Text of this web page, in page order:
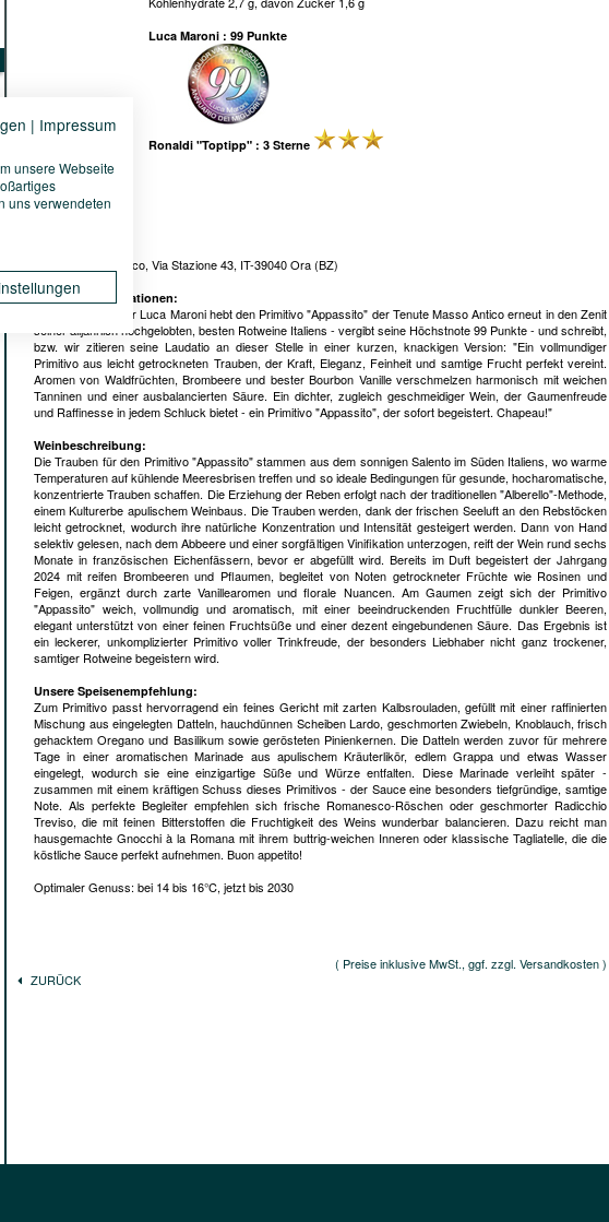
Luca Maroni : 99 Punkte
Ronaldi "Toptipp" : 3 Sterne
Tenute Masso Antico, Via Stazione 43, IT-39040 Ora (BZ)
Vinophile Informationen:
Italiens Weinkritiker Luca Maroni hebt den Primitivo "Appassito" der Tenute Masso Antico erneut in den Zenit
seiner alljährlich hochgelobten, besten Rotweine Italiens - vergibt seine Höchstnote 99 Punkte - und schreibt,
bzw. wir zitieren seine Laudatio an dieser Stelle in einer kurzen, knackigen Version: "Ein vollmundiger
Primitivo aus leicht getrockneten Trauben, der Kraft, Eleganz, Feinheit und samtige Frucht perfekt vereint.
Aromen von Waldfrüchten, Brombeere und bester Bourbon Vanille verschmelzen harmonisch mit weichen
Tanninen und einer ausbalancierten Säure. Ein dichter, zugleich geschmeidiger Wein, der Gaumenfreude
und Raffinesse in jedem Schluck bietet - ein Primitivo "Appassito", der sofort begeistert. Chapeau!"
Weinbeschreibung:
Die Trauben für den Primitivo "Appassito" stammen aus dem sonnigen Salento im Süden Italiens, wo warme
Temperaturen auf kühlende Meeresbrisen treffen und so ideale Bedingungen für gesunde, hocharomatische,
konzentrierte Trauben schaffen. Die Erziehung der Reben erfolgt nach der traditionellen "Alberello"-Methode,
einem Kulturerbe apulischem Weinbaus. Die Trauben werden, dank der frischen Seeluft an den Rebstöcken
leicht getrocknet, wodurch ihre natürliche Konzentration und Intensität gesteigert werden. Dann von Hand
selektiv gelesen, nach dem Abbeere und einer sorgfältigen Vinifikation unterzogen, reift der Wein rund sechs
Monate in französischen Eichenfässern, bevor er abgefüllt wird. Bereits im Duft begeistert der Jahrgang
2024 mit reifen Brombeeren und Pflaumen, begleitet von Noten getrockneter Früchte wie Rosinen und
Feigen, ergänzt durch zarte Vanillearomen und florale Nuancen. Am Gaumen zeigt sich der Primitivo
"Appassito" weich, vollmundig und aromatisch, mit einer beeindruckenden Fruchtfülle dunkler Beeren,
elegant unterstützt von einer feinen Fruchtsüße und einer dezent eingebundenen Säure. Das Ergebnis ist
ein leckerer, unkomplizierter Primitivo voller Trinkfreude, der besonders Liebhaber nicht ganz trockener,
samtiger Rotweine begeistern wird.
Unsere Speisenempfehlung:
Zum Primitivo passt hervorragend ein feines Gericht mit zarten Kalbsrouladen, gefüllt mit einer raffinierten
Mischung aus eingelegten Datteln, hauchdünnen Scheiben Lardo, geschmorten Zwiebeln, Knoblauch, frisch
gehacktem Oregano und Basilikum sowie gerösteten Pinienkernen. Die Datteln werden zuvor für mehrere
Tage in einer aromatischen Marinade aus apulischem Kräuterlikör, edlem Grappa und etwas Wasser
eingelegt, wodurch sie eine einzigartige Süße und Würze entfalten. Diese Marinade verleiht später -
zusammen mit einem kräftigen Schuss dieses Primitivos - der Sauce eine besonders tiefgründige, samtige
Note. Als perfekte Begleiter empfehlen sich frische Romanesco-Röschen oder geschmorter Radicchio
Treviso, die mit feinen Bitterstoffen die Fruchtigkeit des Weins wunderbar balancieren. Dazu reicht man
hausgemachte Gnocchi à la Romana mit ihrem buttrig-weichen Inneren oder klassische Tagliatelle, die die
köstliche Sauce perfekt aufnehmen. Buon appetito!
Optimaler Genuss: bei 14 bis 16°C, jetzt bis 2030
( Preise inklusive MwSt., ggf. zzgl. Versandkosten )
ZURÜCK
| Impressum
unsere Webseite
uns verwendeten